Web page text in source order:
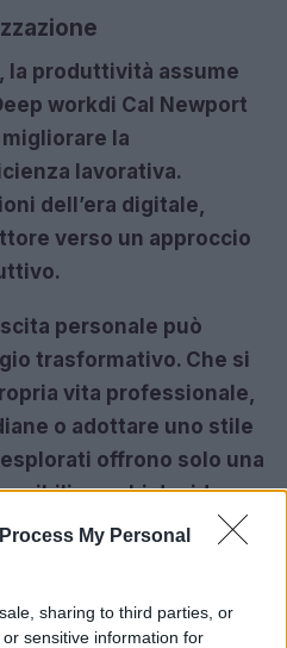
My Personal
sharing to third parties, or
sensitive information for
la produttività assume
workdi Cal Newport
la
lavorativa.
dell’era digitale,
verso un approccio
personale può
trasformativo. Che si
vita professionale,
o adottare uno stile
offrono solo una
per chi desidera
di miglioramento